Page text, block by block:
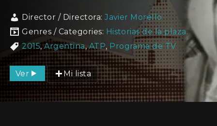
Director / Directora:Javier Morello
Genres / Categories: Historias de la plaza.
2015,Argentina,ATP, Programa de TV
Ver Mi lista